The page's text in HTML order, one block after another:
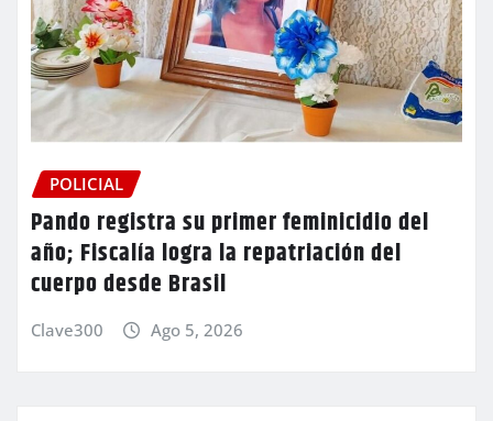
POLICIAL
Pando registra su primer feminicidio del
año; Fiscalía logra la repatriación del
cuerpo desde Brasil
Clave300 Ago 5, 2026